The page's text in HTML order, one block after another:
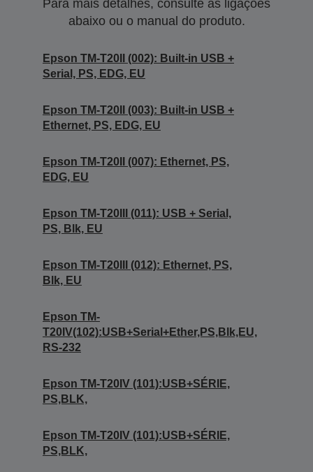
Para mais detalhes, consulte as ligações
abaixo ou o manual do produto.
Epson TM-T20II (002): Built-in USB +
Serial, PS, EDG, EU
Epson TM-T20II (003): Built-in USB +
Ethernet, PS, EDG, EU
Epson TM-T20II (007): Ethernet, PS,
EDG, EU
Epson TM-T20III (011): USB + Serial,
PS, Blk, EU
Epson TM-T20III (012): Ethernet, PS,
Blk, EU
Epson TM-
T20IV(102):USB+Serial+Ether,PS,Blk,EU,
RS-232
Epson TM-T20IV (101):USB+SÉRIE,
PS,BLK,
Epson TM-T20IV (101):USB+SÉRIE,
PS,BLK,